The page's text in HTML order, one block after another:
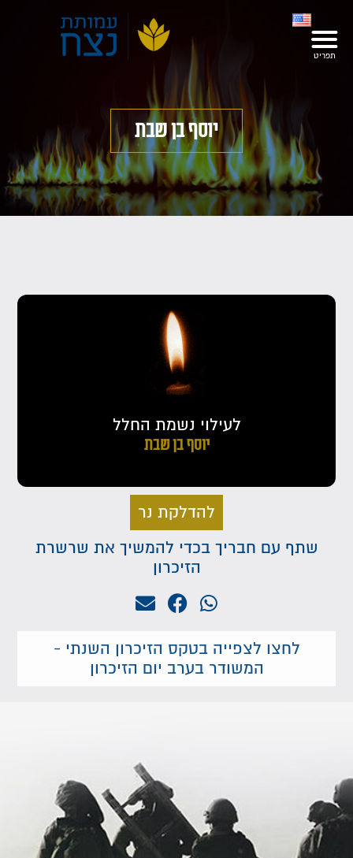
יוסף בן שבת
לעילוי נשמת החלל
יוסף בן שבת
להדלקת נר
שתף עם חבריך בכדי להמשיך את שרשרת
הזיכרון
לחצו לצפייה בטקס הזיכרון השנתי -
המשודר בערב יום הזיכרון